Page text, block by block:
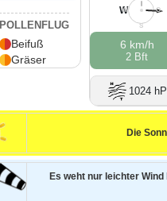
POLLENFLUG
Beifuß
Gräser
O
S
W
W
6 km/h
2 Bft
1024
Die
Es weht nur leichter